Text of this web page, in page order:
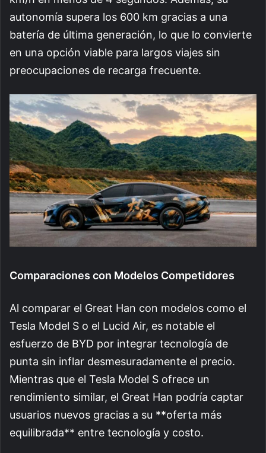
autonomía supera los 600 km gracias a una
batería de última generación, lo que lo convierte
en una opción viable para largos viajes sin
preocupaciones de recarga frecuente.
Comparaciones con Modelos Competidores
Al comparar el Great Han con modelos como el
Tesla Model S o el Lucid Air, es notable el
esfuerzo de BYD por integrar tecnología de
punta sin inflar desmesuradamente el precio.
Mientras que el Tesla Model S ofrece un
rendimiento similar, el Great Han podría captar
usuarios nuevos gracias a su **oferta más
equilibrada** entre tecnología y costo.